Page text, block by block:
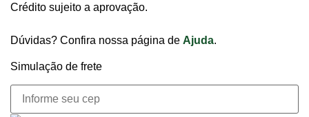
Crédito sujeito a aprovação.
Dúvidas? Confira nossa página de Ajuda.
Simulação de frete